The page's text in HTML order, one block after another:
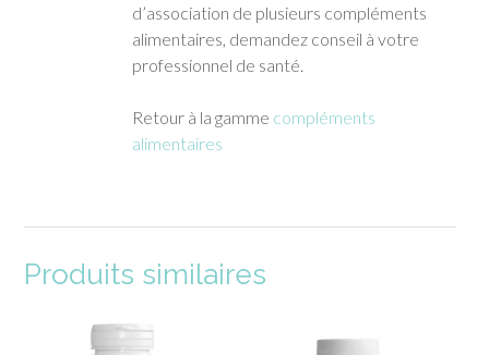
d’association de plusieurs compléments
alimentaires, demandez conseil à votre
professionnel de santé.
Retour à la gamme compléments
alimentaires
Produits similaires